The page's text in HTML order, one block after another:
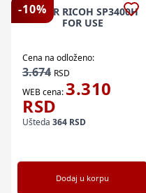
-10%
TONER RICOH SP3400H
FOR USE
Cena na odloženo:
3.674 RSD
WEB cena:3.310
RSD
Ušteda 364 RSD
Dodaj u korpu